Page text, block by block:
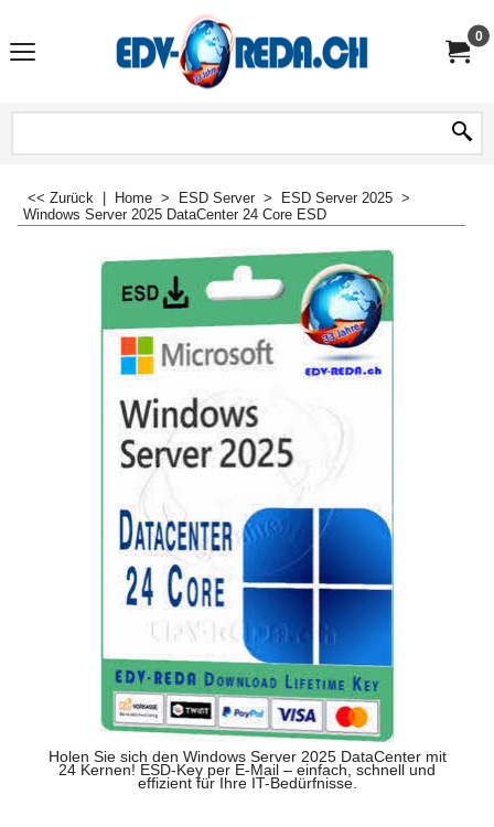
0
<< Zurück Home > ESD Server > ESD Server 2025 >
Windows Server 2025 DataCenter 24 Core ESD
Holen Sie sich den Windows Server 2025 DataCenter mit
24 Kernen! ESD-Key per E-Mail – einfach, schnell und
effizient für Ihre IT-Bedürfnisse.